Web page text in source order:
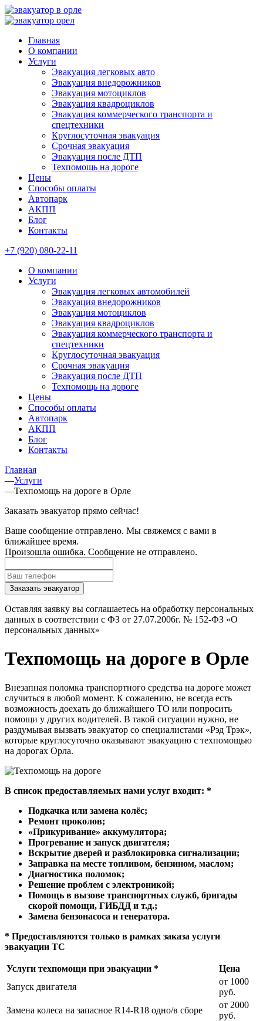
Главная
О компании
Услуги
Эвакуация легковых авто
Эвакуация внедорожников
Эвакуация мотоциклов
Эвакуация квадроциклов
Эвакуация коммерческого транспорта и
спецтехники
Круглосуточная эвакуация
Срочная эвакуация
Эвакуация после ДТП
Техпомощь на дороге
Цены
Способы оплаты
Автопарк
АКПП
Блог
Контакты
+7 (920) 080-22-11
О компании
Услуги
Эвакуация легковых автомобилей
Эвакуация внедорожников
Эвакуация мотоциклов
Эвакуация квадроциклов
Эвакуация коммерческого транспорта и
спецтехники
Круглосуточная эвакуация
Срочная эвакуация
Эвакуация после ДТП
Техпомощь на дороге
Цены
Способы оплаты
Автопарк
АКПП
Блог
Контакты
Главная
—Услуги
—Техпомощь на дороге в Орле
Заказать эвакуатор прямо сейчас!
Ваше сообщение отправлено. Мы свяжемся с вами в
ближайшее время.
Произошла ошибка. Сообщение не отправлено.
Заказать эвакуатор
Оставляя заявку вы соглашаетесь на обработку персональных
данных в соответствии с ФЗ от 27.07.2006г. № 152-ФЗ «О
персональных данных»
Техпомощь на дороге в Орле
Внезапная поломка транспортного средства на дороге может
случиться в любой момент. К сожалению, не всегда есть
возможность доехать до ближайшего ТО или попросить
помощи у других водителей. В такой ситуации нужно, не
раздумывая вызвать эвакуатор со специалистами «Рэд Трэк»,
которые круглосуточно оказывают эвакуацию с техпомощью
на дорогах Орла.
В список предоставляемых нами услуг входит: *
Подкачка или замена колёс;
Ремонт проколов;
«Прикуривание» аккумулятора;
Прогревание и запуск двигателя;
Вскрытие дверей и разблокировка сигнализации;
Заправка на месте топливом, бензином, маслом;
Диагностика поломок;
Решение проблем с электроникой;
Помощь в вызове транспортных служб, бригады
скорой помощи, ГИБДД и т.д.;
Замена бензонасоса и генератора.
* Предоставляются только в рамках заказа услуги
эвакуации ТС
Услуги техпомощи при эвакуации *
Цена
Запуск двигателя
от 1000
руб.
Замена колеса на запасное R14-R18 одно/в сборе
от 2000
руб.